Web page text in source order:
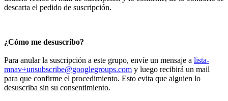
descarta el pedido de suscripción.
¿Cómo me desuscribo?
Para anular la suscripción a este grupo, envíe un mensaje a lista-
mnav+unsubscribe@googlegroups.com y luego recibirá un mail
para que confirme el procedimiento. Esto evita que alguien lo
desuscriba sin su consentimiento.